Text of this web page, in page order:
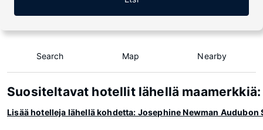
Search Map Nearby
Suositeltavat hotellit lähellä
Lisää hotelleja lähellä kohdetta: Josephine Newman Audubon